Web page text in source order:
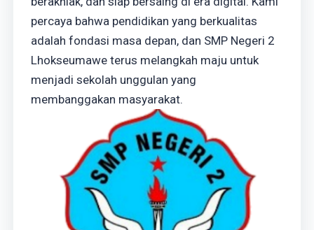
percaya bahwa pendidikan yang berkualitas
adalah fondasi masa depan, dan SMP Negeri 2
Lhokseumawe terus melangkah maju untuk
menjadi sekolah unggulan yang
membanggakan masyarakat.